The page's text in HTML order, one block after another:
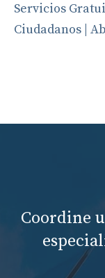
Servicios
Ciudadanos |
Coordine